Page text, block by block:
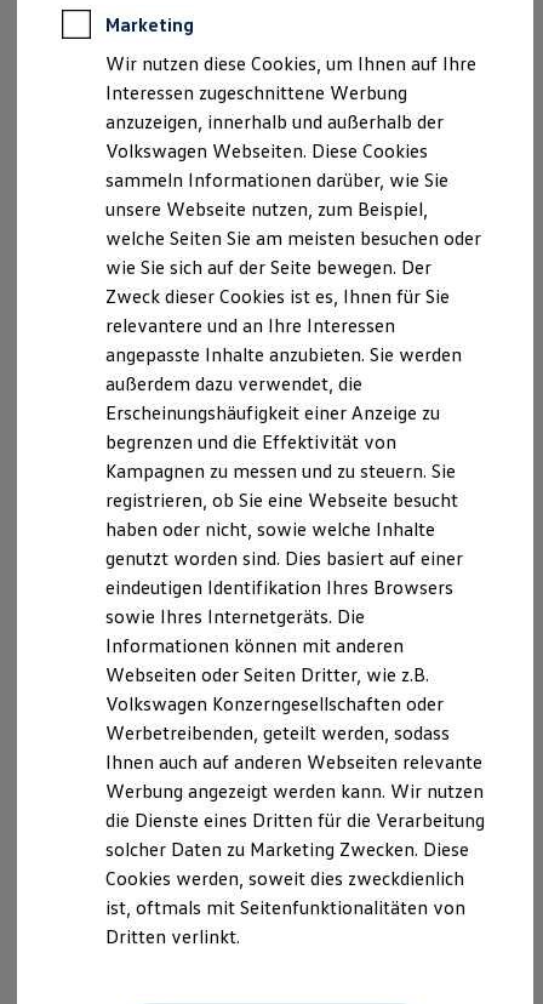
Software, Konnektivität & Apps
California App
VW Connect für Ihren ID. Buzz
VW Connect für Ihren Transporter/Caravelle
VW Connect für Ihren Amarok
VW Connect für andere Modelle
Connect Pro
Fleet Interface Data
Multistop Pathfinder
Übersicht Software Updates
Hilfreiches für Besitzer
Fahrerassistenz- und Sicherheitssysteme
Kontrollleuchten
Kurzfahrprofile und Ölverdünnung
XTL-Dieselkraftstoff
Ersatzteile und Betriebsflüssigkeiten
Original Zubehör und Lifestyle Produkte
myVolkswagen
myVolkswagen Business
Elektrisch & Autonom
Elektro - & Hybridfahrzeuge
Unser Ansatz
Klimafreundlicher Strom
Reichweite & Ladelösungen
Reichweitensimulator
Ladezeitensimulator
Ladelösungen für Privatkunden
Ladelösungen für Gewerbekunden
Wallbox und Ladekabel
Förderung & Kosten der Elektrofahrzeuge
Fördermöglichkeiten für Privatkunden
Fördermöglichkeiten für Gewerbekunden
Autonomes Fahren
Mehr zum ID. Buzz
Online Beratung
California Club
California Magazin & Ratgeber
Vanlife
Marketing
Wir nutzen diese Cookies, um Ihnen auf Ihre
Interessen zugeschnittene Werbung
anzuzeigen, innerhalb und außerhalb der
Volkswagen Webseiten. Diese Cookies
sammeln Informationen darüber, wie Sie
unsere Webseite nutzen, zum Beispiel,
welche Seiten Sie am meisten besuchen oder
wie Sie sich auf der Seite bewegen. Der
Zweck dieser Cookies ist es, Ihnen für Sie
relevantere und an Ihre Interessen
angepasste Inhalte anzubieten. Sie werden
außerdem dazu verwendet, die
Erscheinungshäufigkeit einer Anzeige zu
begrenzen und die Effektivität von
Kampagnen zu messen und zu steuern. Sie
registrieren, ob Sie eine Webseite besucht
haben oder nicht, sowie welche Inhalte
genutzt worden sind. Dies basiert auf einer
eindeutigen Identifikation Ihres Browsers
sowie Ihres Internetgeräts. Die
Informationen können mit anderen
Webseiten oder Seiten Dritter, wie z.B.
Volkswagen Konzerngesellschaften oder
Werbetreibenden, geteilt werden, sodass
Ihnen auch auf anderen Webseiten relevante
Werbung angezeigt werden kann. Wir nutzen
die Dienste eines Dritten für die Verarbeitung
solcher Daten zu Marketing Zwecken. Diese
Cookies werden, soweit dies zweckdienlich
ist, oftmals mit Seitenfunktionalitäten von
Dritten verlinkt.